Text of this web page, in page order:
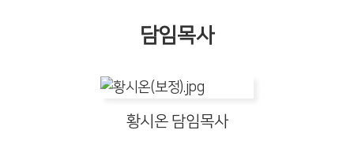
담임목사
황시온 담임목사